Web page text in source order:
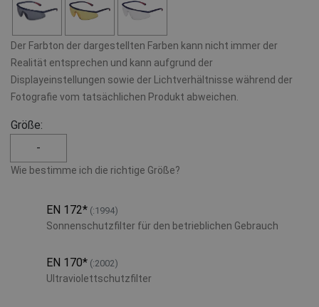
Der Farbton der dargestellten Farben kann nicht immer der
Realität entsprechen und kann aufgrund der
Displayeinstellungen sowie der Lichtverhältnisse während der
Fotografie vom tatsächlichen Produkt abweichen.
Größe:
-
Wie bestimme ich die richtige Größe?
EN 172* (:1994)
Sonnenschutzfilter für den betrieblichen Gebrauch
EN 170* (:2002)
Ultraviolettschutzfilter